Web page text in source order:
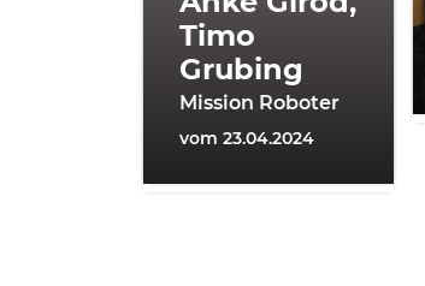
Timo
Grubing
Mission Roboter
vom 23.04.2024